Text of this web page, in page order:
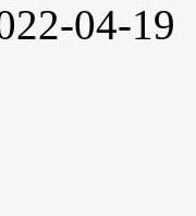
04-19